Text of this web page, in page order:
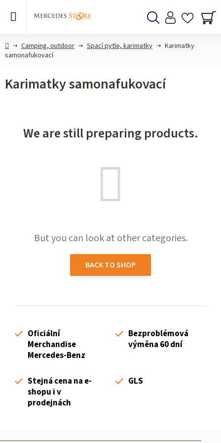
HomeCamping, outdoor Spací pytle, karimatky
Karimatky
samonafukovací
Karimatky samonafukovací
We are still preparing products.
But you can look at other categories.
BACK TO SHOP
Oficiální
Merchandise
Mercedes-Benz
Bezproblémová
výměna 60 dní
Stejná cena na e-
shopu i v
prodejnách
GLS
F